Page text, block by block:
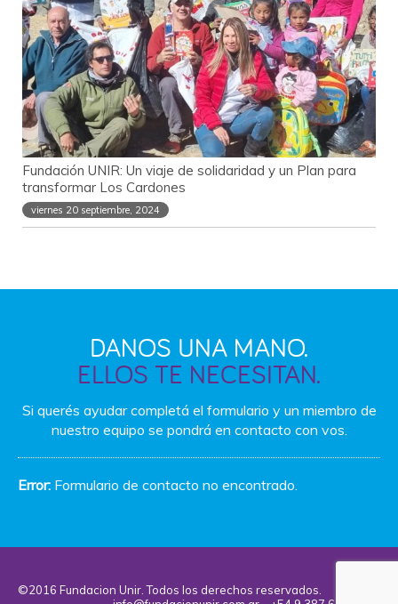
Fundación UNIR: Un viaje de solidaridad y un Plan para
transformar Los Cardones
viernes 20 septiembre, 2024
DANOS UNA MANO.
ELLOS TE NECESITAN.
Si querés ayudar completá el formulario y un miembro de
nuestro equipo se pondrá en contacto con vos.
Error: Formulario de contacto no encontrado.
©2016 Fundacion Unir. Todos los derechos reservados.